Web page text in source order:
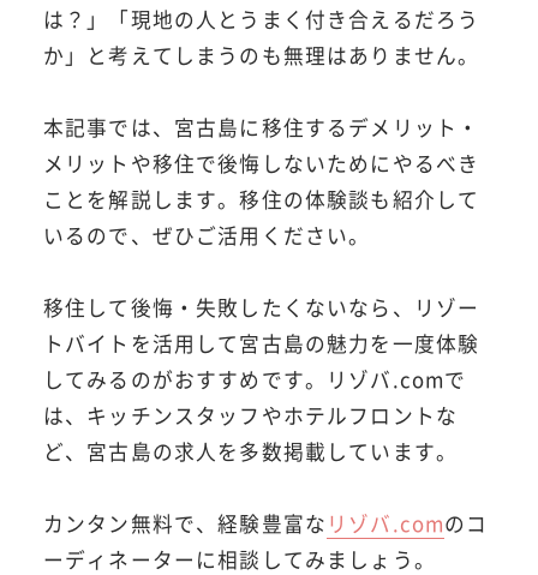
は？」「現地の人とうまく付き合えるだろう
か」と考えてしまうのも無理はありません。
本記事では、宮古島に移住するデメリット・
メリットや移住で後悔しないためにやるべき
ことを解説します。移住の体験談も紹介して
いるので、ぜひご活用ください。
移住して後悔・失敗したくないなら、リゾー
トバイトを活用して宮古島の魅力を一度体験
してみるのがおすすめです。リゾバ.comで
は、キッチンスタッフやホテルフロントな
ど、宮古島の求人を多数掲載しています。
カンタン無料で、経験豊富な リゾバ.comのコ
ーディネーターに相談してみましょう。